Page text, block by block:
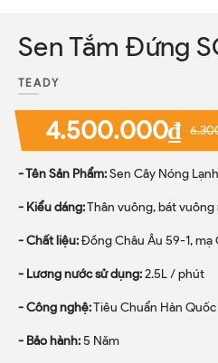
Sen Tắm Đứng
TEADY
4.500.000₫
- Tên Sản Phẩm:Sen Cây Nóng
- Kiểu dáng:Thân vuông, bát
- Chất liệu:Đồng Châu Âu 59-1, mạ
- Lương nước sử dụng:2.5L / phút
- Công nghệ:Tiêu Chuẩn Hàn Quốc
- Bảo hành:5 Năm